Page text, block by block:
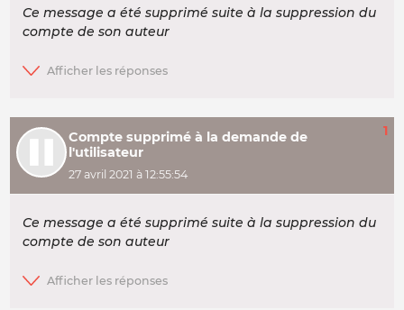
Ce message a été supprimé suite à la suppression du
compte de son auteur
Compte supprimé à la demande de
l'utilisateur
27 avril 2021 à 12:55:54
1
Ce message a été supprimé suite à la suppression du
compte de son auteur